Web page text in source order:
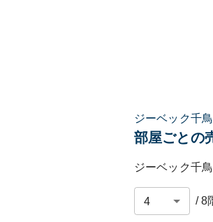
ジーベック千
部屋ごとの
ジーベック千
/8